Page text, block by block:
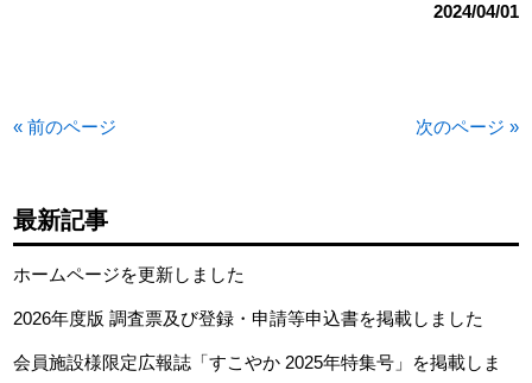
2024/04/01
« 前のページ 次のページ »
最新記事
ホームページを更新しました
2026年度版 調査票及び登録・申請等申込書を掲載しました
会員施設様限定広報誌「すこやか 2025年特集号」を掲載しま